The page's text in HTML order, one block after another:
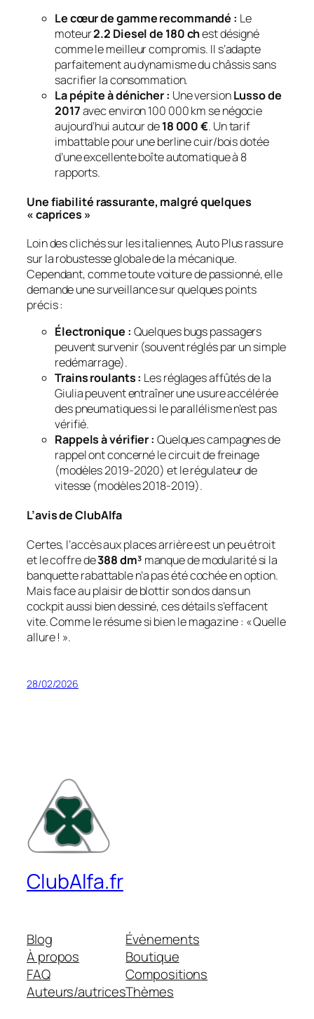
Le cœur de gamme recommandé : Le
moteur2.2 Diesel de 180 chest désigné
comme le meilleur compromis. Il s’adapte
parfaitement au dynamisme du châssis sans
sacrifier la consommation.
La pépite à dénicher : Une versionLusso de
2017avec environ 100 000 km se négocie
aujourd’hui autour de18 000 €. Un tarif
imbattable pour une berline cuir/bois dotée
d’une excellente boîte automatique à 8
rapports.
Une fiabilité rassurante, malgré quelques
« caprices »
Loin des clichés sur les italiennes, Auto Plus rassure
sur la robustesse globale de la mécanique.
Cependant, comme toute voiture de passionné, elle
demande une surveillance sur quelques points
précis :
Électronique : Quelques bugs passagers
peuvent survenir (souvent réglés par un simple
redémarrage).
Trains roulants : Les réglages affûtés de la
Giulia peuvent entraîner une usure accélérée
des pneumatiques si le parallélisme n’est pas
vérifié.
Rappels à vérifier : Quelques campagnes de
rappel ont concerné le circuit de freinage
(modèles 2019-2020) et le régulateur de
vitesse (modèles 2018-2019).
L’avis de ClubAlfa
Certes, l’accès aux places arrière est un peu étroit
et le coffre de388 dm³ manque de modularité si la
banquette rabattable n’a pas été cochée en option.
Mais face au plaisir de blottir son dos dans un
cockpit aussi bien dessiné, ces détails s’effacent
vite. Comme le résume si bien le magazine : « Quelle
allure ! ».
28/02/2026
ClubAlfa.fr
Blog
À propos
FAQ
Auteurs/autrices
Évènements
Boutique
Compositions
Thèmes